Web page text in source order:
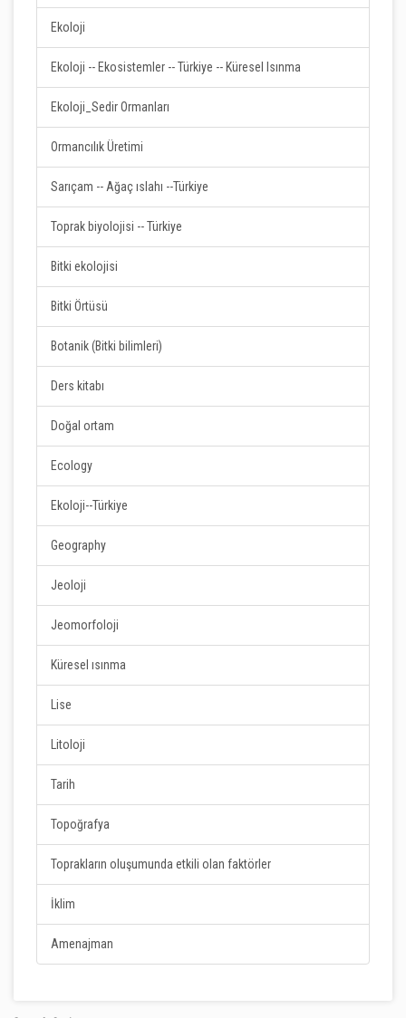
Ekoloji
Ekoloji -- Ekosistemler -- Türkiye -- Küresel Isınma
Ekoloji_Sedir Ormanları
Ormancılık Üretimi
Sarıçam -- Ağaç ıslahı --Türkiye
Toprak biyolojisi -- Türkiye
Bitki ekolojisi
Bitki Örtüsü
Botanik (Bitki bilimleri)
Ders kitabı
Doğal ortam
Ecology
Ekoloji--Türkiye
Geography
Jeoloji
Jeomorfoloji
Küresel ısınma
Lise
Litoloji
Tarih
Topoğrafya
Toprakların oluşumunda etkili olan faktörler
İklim
Amenajman